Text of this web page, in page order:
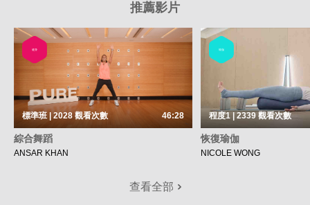
推薦影片
健身
標準班 | 2028觀看次數 46:28
綜合舞蹈
ANSAR KHAN
瑜伽
程度1 | 2339 觀看次數
恢復瑜伽
NICOLE WONG
查看全部